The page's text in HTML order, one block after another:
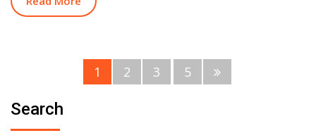
1 2 3 5
Search